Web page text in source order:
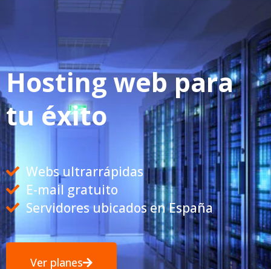
Hosting web para
tu éxito
Webs ultrarrápidas
E-mail gratuito
Servidores ubicados en España
Ver planes